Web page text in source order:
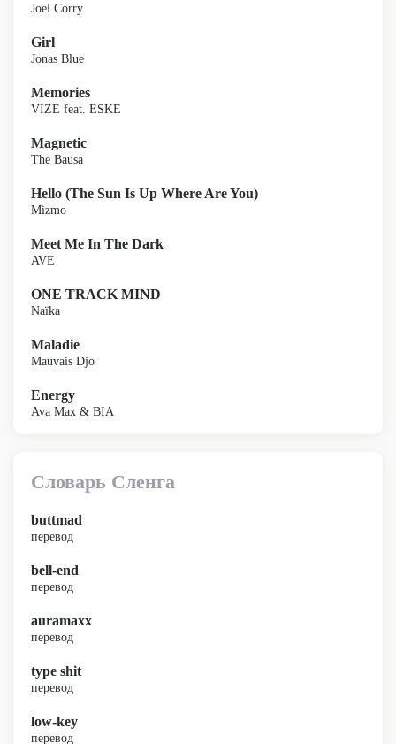
Joel Corry
Girl
Jonas Blue
Memories
VIZE feat. ESKE
Magnetic
The Bausa
Hello (The Sun Is Up Where Are You)
Mizmo
Meet Me In The Dark
AVE
ONE TRACK MIND
Naïka
Maladie
Mauvais Djo
Energy
Ava Max & BIA
Словарь Сленга
buttmad
перевод
bell-end
перевод
auramaxx
перевод
type shit
перевод
low-key
перевод